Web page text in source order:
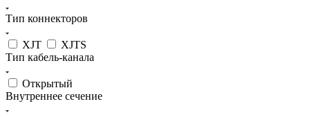
Тип коннекторов
XJT
XJTS
Тип кабель-канала
Открытый
Внутреннее сечение